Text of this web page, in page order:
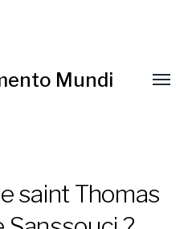
Mundi
saint Thomas